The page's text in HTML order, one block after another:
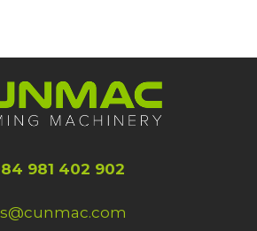
981 402 902